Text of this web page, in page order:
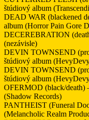
štúdiový album
DEAD WAR (blackened
album (Horror Pain Gore
DECEREBRATION
(nezávisle)
DEVIN TOWNSEND
štúdiový album
DEVIN TOWNSEND
štúdiový album
OFERMOD (black/death)
(Shadow Records)
PANTHEIST (Funeral
(Melancholic Realm